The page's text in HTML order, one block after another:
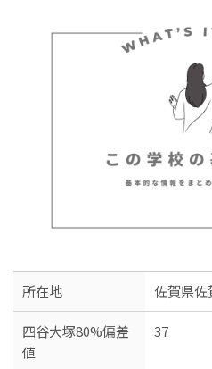
所在地 佐賀県佐
四谷大塚80%偏差
値
37